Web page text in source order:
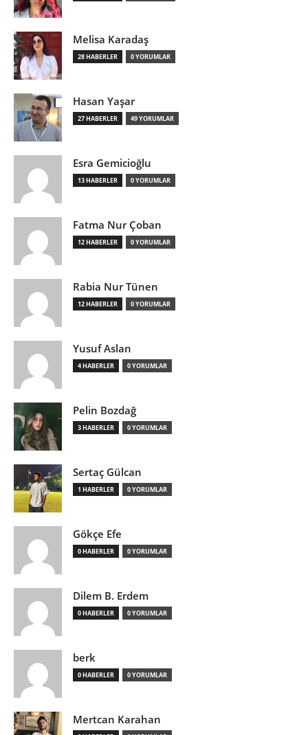
Melisa Karadaş
28 HABERLER 0 YORUMLAR
Hasan Yaşar
27 HABERLER 49 YORUMLAR
Esra Gemicioğlu
13 HABERLER 0 YORUMLAR
Fatma Nur Çoban
12 HABERLER 0 YORUMLAR
Rabia Nur Tünen
12 HABERLER 0 YORUMLAR
Yusuf Aslan
4 HABERLER 0 YORUMLAR
Pelin Bozdağ
3 HABERLER 0 YORUMLAR
Sertaç Gülcan
1 HABERLER 0 YORUMLAR
Gökçe Efe
0 HABERLER 0 YORUMLAR
Dilem B. Erdem
0 HABERLER 0 YORUMLAR
berk
0 HABERLER 0 YORUMLAR
Mertcan Karahan